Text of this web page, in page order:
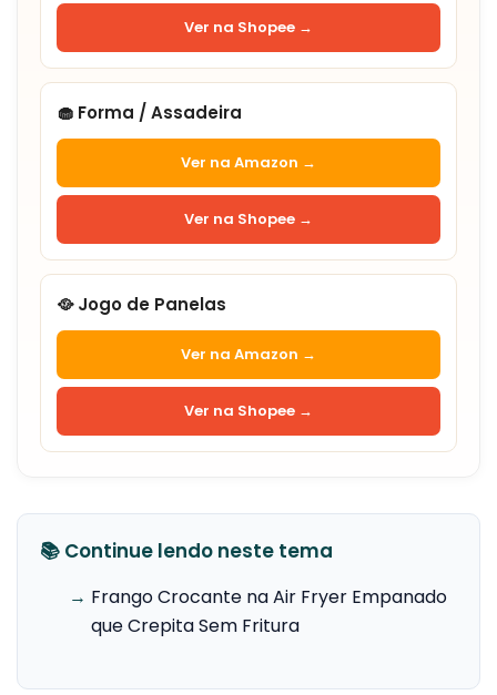
Ver na Shopee →
🧁 Forma / Assadeira
Ver na Amazon →
Ver na Shopee →
🥘 Jogo de Panelas
Ver na Amazon →
Ver na Shopee →
📚 Continue lendo neste tema
→ Frango Crocante na Air Fryer Empanado
que Crepita Sem Fritura